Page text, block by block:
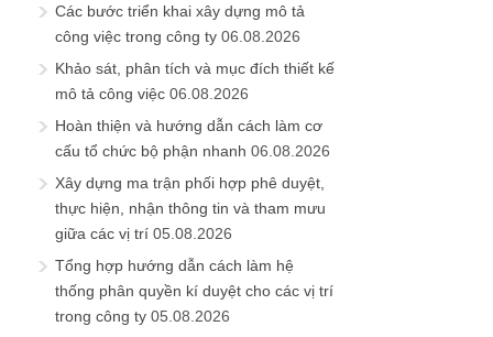
Các bước triển khai xây dựng mô tả
công việc trong công ty 06.08.2026
Khảo sát, phân tích và mục đích thiết kế
mô tả công việc 06.08.2026
Hoàn thiện và hướng dẫn cách làm cơ
cấu tổ chức bộ phận nhanh 06.08.2026
Xây dựng ma trận phối hợp phê duyệt,
thực hiện, nhận thông tin và tham mưu
giữa các vị trí 05.08.2026
Tổng hợp hướng dẫn cách làm hệ
thống phân quyền kí duyệt cho các vị trí
trong công ty 05.08.2026